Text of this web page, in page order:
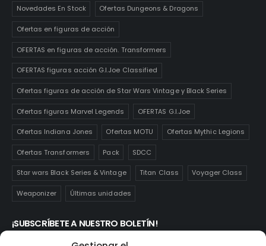
Novedades En Stock Ofertas Dungeons & Dragons
Ofertas en figuras de acción
OFERTAS en figuras de acción. Transformers
OFERTAS figuras acción G.I.Joe Classified
Ofertas figuras de acción de Star Wars Vintage y Black Series
Ofertas figuras Marvel Legends OFERTAS G.I.Joe
Ofertas Indiana Jones Ofertas MOTU Ofertas Mythic Legions
Ofertas Transformers Pack SDCC
Star wars Black Series & Vintage Titan Class Voyager Class
Weaponizer Últimas unidades
¡SUBSCRÍBETE A NUESTRO BOLETÍN!
Te mantendrás informado de las novedades y ofertas que